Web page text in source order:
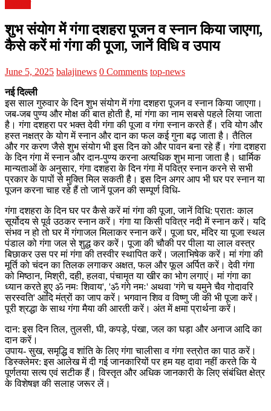
शुभ संयोग में गंगा दशहरा पूजन व स्नान किया जाएगा,
कैसे करें मां गंगा की पूजा, जानें विधि व उपाय
June 5, 2025 balajinews 0 Comments top-news
नई दिल्ली
इस साल गुरुवार के दिन शुभ संयोग में गंगा दशहरा पूजन व स्नान किया जाएगा।
जब-जब पुण्य और मोक्ष की बात होती है, मां गंगा का नाम सबसे पहले लिया जाता
है। गंगा दशहरा पर भक्त देवी गंगा की पूजा व गंगा स्नान करते हैं। रवि योग और
हस्त नक्षत्र के योग में स्नान और दान का फल कई गुना बढ़ जाता है। तैतिल
और गर करण जैसे शुभ संयोग भी इस दिन को और पावन बना रहे हैं। गंगा दशहरा
के दिन गंगा में स्नान और दान-पुण्य करना अत्यधिक शुभ माना जाता है। धार्मिक
मान्यताओं के अनुसार, गंगा दशहरा के दिन गंगा में पवित्र स्नान करने से सभी
प्रकार के पापों से मुक्ति मिल सकती है। इस दिन अगर आप भी घर पर स्नान या
पूजन करना चाह रहे हैं तो जानें पूजन की सम्पूर्ण विधि-
गंगा दशहरा के दिन घर पर कैसे करें मां गंगा की पूजा, जानें विधि: प्रातः काल
सूर्योदय से पूर्व उठकर स्नान करें। गंगा या किसी पवित्र नदी में स्नान करें। यदि
संभव न हो तो घर में गंगाजल मिलाकर स्नान करें। पूजा घर, मंदिर या पूजा स्थल
पंडाल को गंगा जल से शुद्ध कर करें। पूजा की चौकी पर पीला या लाल वस्त्र
बिछाकर उस पर मां गंगा की तस्वीर स्थापित करें। जलाभिषेक करें। मां गंगा की
मूर्ति को चंदन का तिलक लगाकर अक्षत, फल और फूल अर्पित करें। देवी गंगा
को मिष्ठान, मिश्री, दही, हलवा, पंचामृत या खीर का भोग लगाएं। मां गंगा का
ध्यान करते हुए ॐ नमः शिवाय', 'ॐ गंगे नमः' अथवा 'गंगे च यमुने चैव गोदावरि
सरस्वति' आदि मंत्रों का जाप करें। भगवान शिव व विष्णु जी की भी पूजा करें।
पूरी श्रद्धा के साथ गंगा मैया की आरती करें। अंत में क्षमा प्रार्थना करें।
दान: इस दिन तिल, तुलसी, घी, कपड़े, पंखा, जल का घड़ा और अनाज आदि का
दान करें।
उपाय- सुख, समृद्धि व शांति के लिए गंगा चालीसा व गंगा स्त्रोत का पाठ करें।
डिस्क्लेमर: इस आलेख में दी गई जानकारियों पर हम यह दावा नहीं करते कि ये
पूर्णतया सत्य एवं सटीक हैं। विस्तृत और अधिक जानकारी के लिए संबंधित क्षेत्र
के विशेषज्ञ की सलाह जरूर लें।